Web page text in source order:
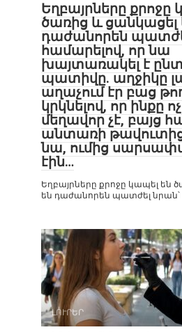
Եղբայրները քրոջը
ծառից և ցանկացել
դաժանորեն
համարելով, որ նա
խայտառակել է
պատիվը. աղջիկը
աղաչում էր բաց
կրկնելով, որ ինքը
մեղավոր չէ, բայց
անտառի թավուտից
նա, ումից
էին…
Եղբայրները քրոջը կապել են
են դաժանորեն պատժել նրան՝
ԼՈՒՐԵՐ